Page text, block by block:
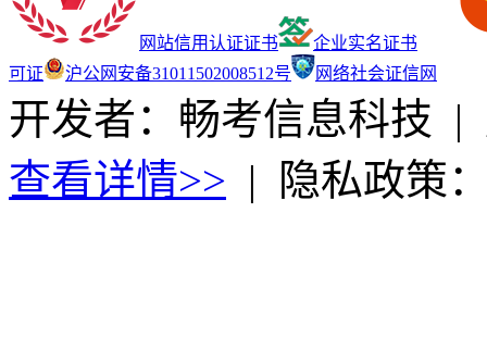
网站信用认证证书
企业实名证书
可证
沪公网安备31011502008512号 网络社会证信网
开发者：畅考信息科技 |
查看详情>> | 隐私政策